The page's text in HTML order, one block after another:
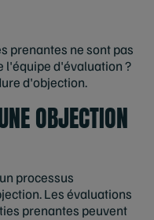
prenantes ne sont pas
l'équipe d'évaluation ?
d'objection.
OBJECTION
processus
Les évaluations
prenantes peuvent